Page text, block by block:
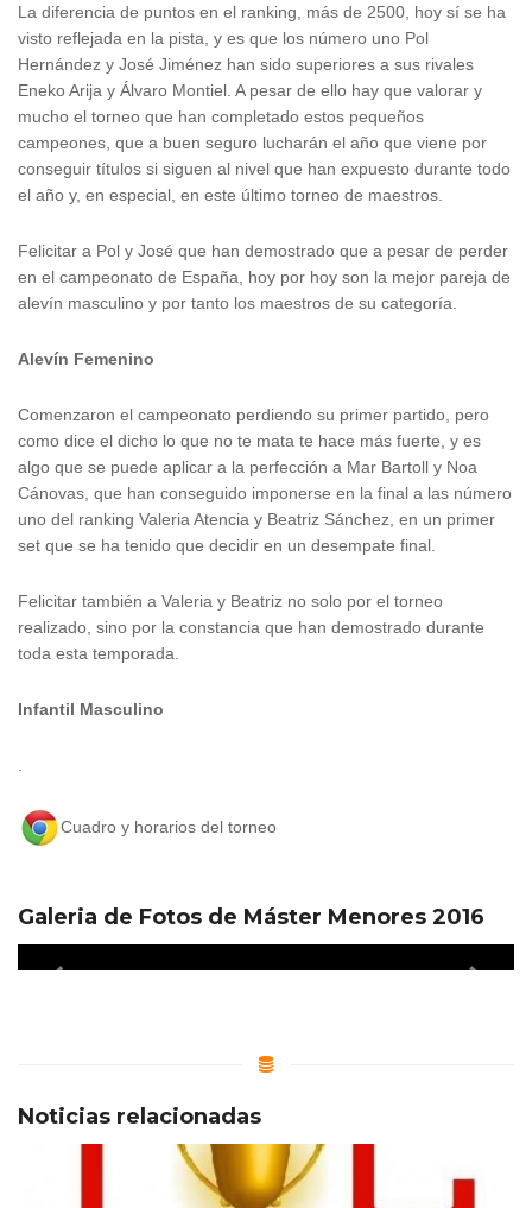
La diferencia de puntos en el ranking, más de 2500, hoy sí se ha
visto reflejada en la pista, y es que los número uno Pol
Hernández y José Jiménez han sido superiores a sus rivales
Eneko Arija y Álvaro Montiel. A pesar de ello hay que valorar y
mucho el torneo que han completado estos pequeños
campeones, que a buen seguro lucharán el año que viene por
conseguir títulos si siguen al nivel que han expuesto durante todo
el año y, en especial, en este último torneo de maestros.
Felicitar a Pol y José que han demostrado que a pesar de perder
en el campeonato de España, hoy por hoy son la mejor pareja de
alevín masculino y por tanto los maestros de su categoría.
Alevín Femenino
Comenzaron el campeonato perdiendo su primer partido, pero
como dice el dicho lo que no te mata te hace más fuerte, y es
algo que se puede aplicar a la perfección a Mar Bartoll y Noa
Cánovas, que han conseguido imponerse en la final a las número
uno del ranking Valeria Atencia y Beatriz Sánchez, en un primer
set que se ha tenido que decidir en un desempate final.
Felicitar también a Valeria y Beatriz no solo por el torneo
realizado, sino por la constancia que han demostrado durante
toda esta temporada.
Infantil Masculino
Cuadro y horarios del torneo
Galeria de Fotos de Máster Menores 2016
Noticias relacionadas